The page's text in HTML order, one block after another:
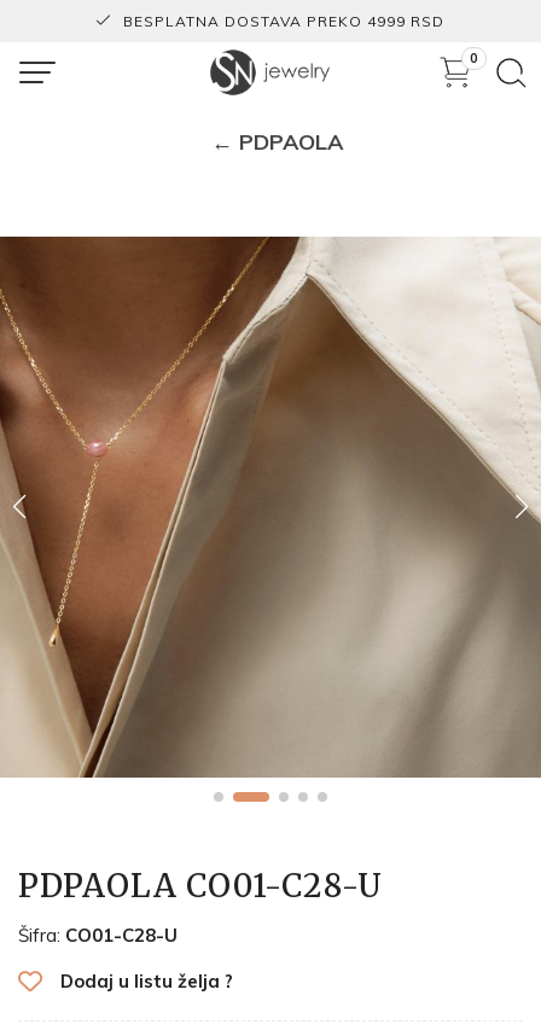
BESPLATNA DOSTAVA PREKO 4999 RSD
0
← PDPAOLA
PDPAOLA CO01-C28-U
Šifra: CO01-C28-U
Dodaj u listu želja ?